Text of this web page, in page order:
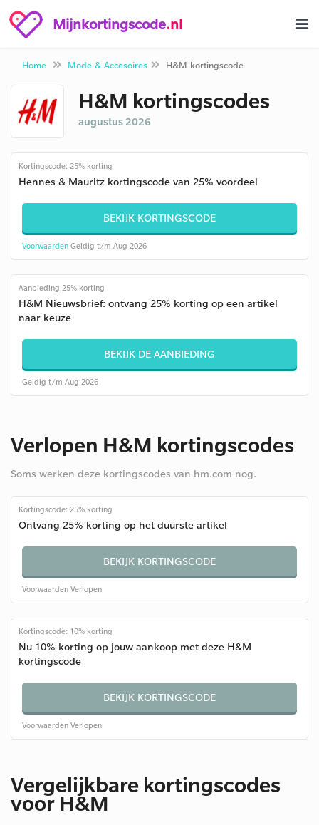
Mijnkortingscode.nl
Home Mode & Accesoires H&M kortingscode
H&M kortingscodes
augustus 2026
Kortingscode: 25% korting
Hennes & Mauritz kortingscode van 25% voordeel
BEKIJK KORTINGSCODE
Voorwaarden Geldig t/m Aug 2026
Aanbieding 25% korting
H&M Nieuwsbrief: ontvang 25% korting op een artikel
naar keuze
BEKIJK DE AANBIEDING
Geldig t/m Aug 2026
Verlopen H&M kortingscodes
Soms werken deze kortingscodes van hm.com nog.
Kortingscode: 25% korting
Ontvang 25% korting op het duurste artikel
BEKIJK KORTINGSCODE
Voorwaarden Verlopen
Kortingscode: 10% korting
Nu 10% korting op jouw aankoop met deze H&M
kortingscode
BEKIJK KORTINGSCODE
Voorwaarden Verlopen
Vergelijkbare kortingscodes
voor H&M